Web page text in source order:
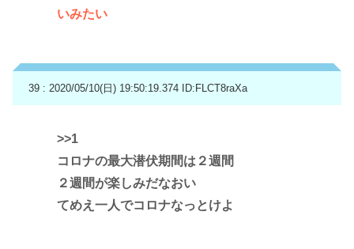
いみたい
39 : 2020/05/10(日) 19:50:19.374 ID:FLCT8raXa
>>1
コロナの最大潜伏期間は２週間
２週間が楽しみだなおい
てめえ一人でコロナなっとけよ